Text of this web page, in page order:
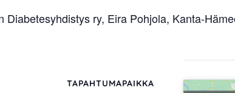
Diabetesyhdistys ry, Eira Pohjola, Kanta-
TAPAHTUMAPAIKKA